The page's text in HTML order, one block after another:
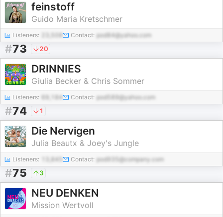
feinstoff
Guido Maria Kretschmer
Listeners: Contact: pod84@yahoo.com
#73 20
DRINNIES
Giulia Becker & Chris Sommer
Listeners: 69,184 Contact: pod589@yahoo.com
#74 1
Die Nervigen
Julia Beautx & Joey's Jungle
Listeners: 13,845 Contact: pod935@company.com
#75 3
NEU DENKEN
Mission Wertvoll